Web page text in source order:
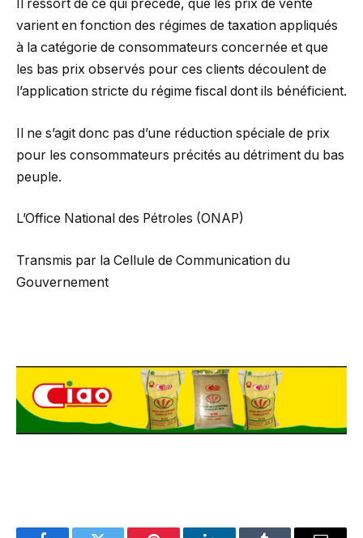
Il ressort de ce qui précède, que les prix de vente
varient en fonction des régimes de taxation appliqués
à la catégorie de consommateurs concernée et que
les bas prix observés pour ces clients découlent de
l’application stricte du régime fiscal dont ils bénéficient.
Il ne s’agit donc pas d’une réduction spéciale de prix
pour les consommateurs précités au détriment du bas
peuple.
L’Office National des Pétroles (ONAP)
Transmis par la Cellule de Communication du
Gouvernement